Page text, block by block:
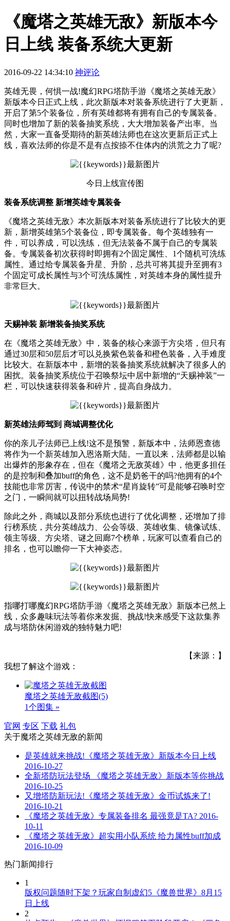
《魔塔之英雄无敌》新版本今
日上线 装备系统大更新
2016-09-22 14:34:10 神评论
英雄无畏，何惧一战!魔幻RPG塔防手游《魔塔之英雄无敌》
新版本今日正式上线，此次新版本对装备系统进行了大更新，
开启了第5个装备位，所有英雄都将有拥有自己的专属装备。
同时也增加了新的装备抽奖系统，大大增加装备产出率。当
然，大家一直备受期待的新英雄法师也在这次更新后正式上
线，喜欢法师的你是不是有点按捺不住体内的洪荒之力了呢?
今日上线宣传图
装备系统调整 新增英雄专属装备
《魔塔之英雄无敌》本次新版本对装备系统进行了比较大的更
新，新增英雄第5个装备位，即专属装备。每个英雄独有一
件，可以养成，可以洗练，但无法装备不属于自己的专属装
备。专属装备初次获得时即拥有2个固定属性、1个随机可洗练
属性。通过给专属装备升星、升阶，总共可将其提升至拥有3
个固定可成长属性与3个可洗练属性，对英雄本身的属性提升
非常巨大。
天赐神装 新增装备抽奖系统
在《魔塔之英雄无敌》中，装备的核心来源于方尖塔，但只有
通过30层和50层后才可以兑换紫色装备和橙色装备，入手难度
比较大。在新版本中，新增的装备抽奖系统就解决了很多人的
困扰。装备抽奖系统位于召唤祭坛中居中新增的“天赐神装”一
栏，可以快速获得装备和碎片，提高自身战力。
新英雄法师驾到 商城调整优化
你的亲儿子法师已上线!这不是预警，新版本中，法师恩查德
将作为一个新英雄加入恩洛斯大陆。一直以来，法师都是以输
出爆炸的形象存在，但在《魔塔之无敌英雄》中，他更多担任
的是控制和叠加buff的角色，这不是奶爸干的吗?他拥有的4个
技能也非常厉害，传说中的禁术“星肖旋转”可是能够召唤时空
之门，一瞬间就可以扭转战场局势!
除此之外，商城以及部分系统也进行了优化调整，还增加了排
行榜系统，共分英雄战力、公会等级、英雄收集、镜像试练、
领主等级、方尖塔、谜之回廊7个榜单，玩家可以查看自己的
排名，也可以瞻仰一下大神姿态。
指哪打哪魔幻RPG塔防手游《魔塔之英雄无敌》新版本已然上
线，众多趣味玩法等着你来发掘、挑战!快来感受下这款集养
成与塔防休闲游戏的独特魅力吧!
【来源：】
我想了解这个游戏：
魔塔之英雄无敌截图(5)
1个图集 »
官网 专区 下载 礼包
关于魔塔之英雄无敌的新闻
是英雄就来挑战!《魔塔之英雄无敌》新版本今日上线
2016-10-27
全新塔防玩法登场 《魔塔之英雄无敌》新版本等你挑战
2016-10-25
又增塔防新玩法!《魔塔之英雄无敌》金币试炼来了!
2016-10-21
《魔塔之英雄无敌》专属装备排名 最强竟是TA? 2016-
10-11
《魔塔之英雄无敌》超实用小队系统 给力属性buff加成
2016-10-09
热门新闻排行
1
版权问题随时下架？玩家自制虚幻5《魔兽世界》8月15
日上线
2